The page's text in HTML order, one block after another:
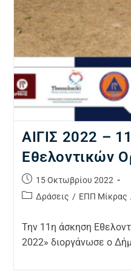
ΑΙΓΙΣ 2022 –
Εθελοντικών
15 Οκτωβρίου 2022
Δράσεις / ΕΠΠ Μίκρας
Την 11η άσκηση
2022» διοργάνωσε ο